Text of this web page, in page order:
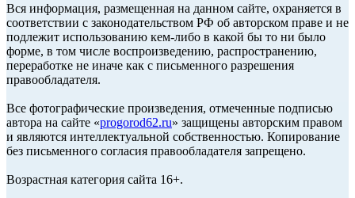
Вся информация, размещенная на данном сайте, охраняется в
соответствии с законодательством РФ об авторском праве и не
подлежит использованию кем-либо в какой бы то ни было
форме, в том числе воспроизведению, распространению,
переработке не иначе как с письменного разрешения
правообладателя.
Все фотографические произведения, отмеченные подписью
автора на сайте «progorod62.ru» защищены авторским правом
и являются интеллектуальной собственностью. Копирование
без письменного согласия правообладателя запрещено.
Возрастная категория сайта 16+.